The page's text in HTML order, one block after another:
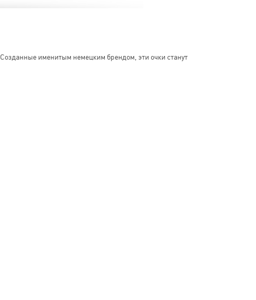
. Созданные именитым немецким брендом, эти очки станут